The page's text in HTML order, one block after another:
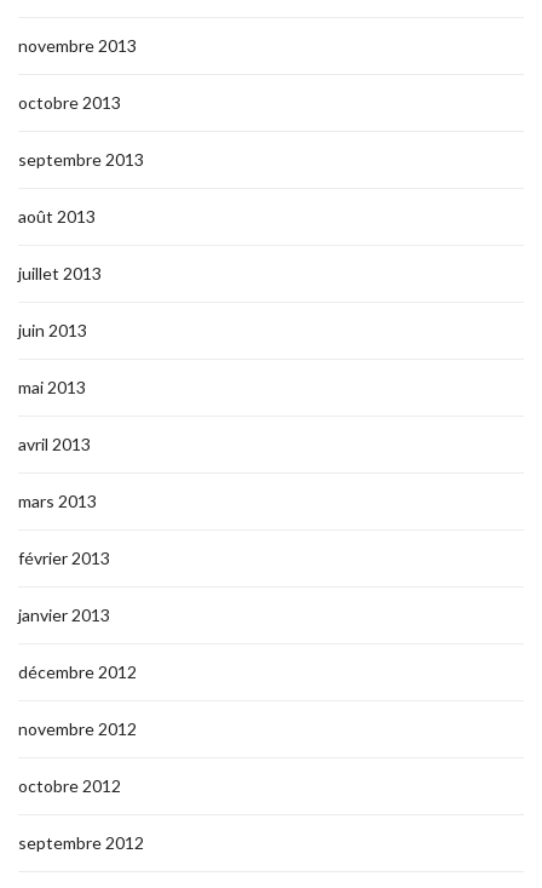
novembre 2013
octobre 2013
septembre 2013
août 2013
juillet 2013
juin 2013
mai 2013
avril 2013
mars 2013
février 2013
janvier 2013
décembre 2012
novembre 2012
octobre 2012
septembre 2012